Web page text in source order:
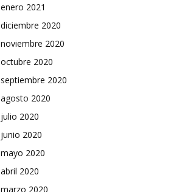
enero 2021
diciembre 2020
noviembre 2020
octubre 2020
septiembre 2020
agosto 2020
julio 2020
junio 2020
mayo 2020
abril 2020
marzo 2020